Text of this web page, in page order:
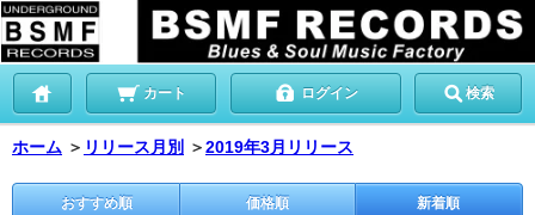
カート ログイン 検索
ホーム ＞ リリース月別 ＞2019年3月リリース
おすすめ順 価格順 新着順